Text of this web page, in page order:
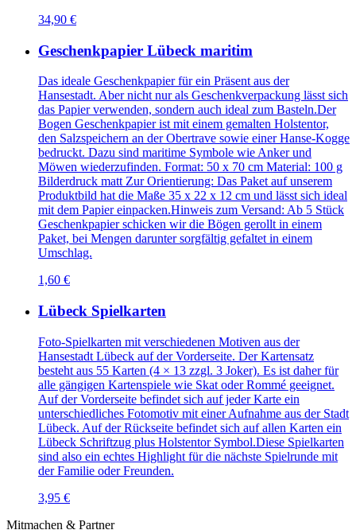
34,90 €
Geschenkpapier Lübeck maritim
Das ideale Geschenkpapier für ein Präsent aus der
Hansestadt. Aber nicht nur als Geschenkverpackung lässt sich
das Papier verwenden, sondern auch ideal zum Basteln.Der
Bogen Geschenkpapier ist mit einem gemalten Holstentor,
den Salzspeichern an der Obertrave sowie einer Hanse-Kogge
bedruckt. Dazu sind maritime Symbole wie Anker und
Möwen wiederzufinden. Format: 50 x 70 cm Material: 100 g
Bilderdruck matt Zur Orientierung: Das Paket auf unserem
Produktbild hat die Maße 35 x 22 x 12 cm und lässt sich ideal
mit dem Papier einpacken.Hinweis zum Versand: Ab 5 Stück
Geschenkpapier schicken wir die Bögen gerollt in einem
Paket, bei Mengen darunter sorgfältig gefaltet in einem
Umschlag.
1,60 €
Lübeck Spielkarten
Foto-Spielkarten mit verschiedenen Motiven aus der
Hansestadt Lübeck auf der Vorderseite. Der Kartensatz
besteht aus 55 Karten (4 × 13 zzgl. 3 Joker). Es ist daher für
alle gängigen Kartenspiele wie Skat oder Rommé geeignet.
Auf der Vorderseite befindet sich auf jeder Karte ein
unterschiedliches Fotomotiv mit einer Aufnahme aus der Stadt
Lübeck. Auf der Rückseite befindet sich auf allen Karten ein
Lübeck Schriftzug plus Holstentor Symbol.Diese Spielkarten
sind also ein echtes Highlight für die nächste Spielrunde mit
der Familie oder Freunden.
3,95 €
Mitmachen & Partner